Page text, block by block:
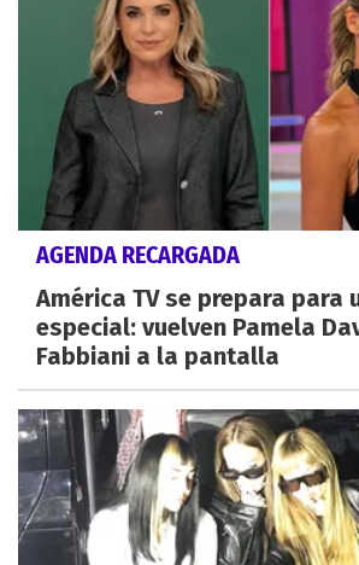
AGENDA RECARGADA
América TV se prepara para
especial: vuelven Pamela
Fabbiani a la pantalla